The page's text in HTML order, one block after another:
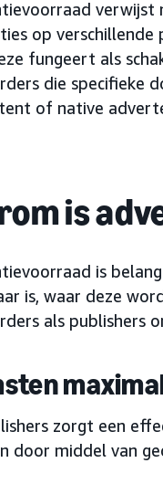
verwijst
op verschillende
fungeert als
die specifieke
of native
is
is
is, waar deze
als publishers
zorgt een
door middel van